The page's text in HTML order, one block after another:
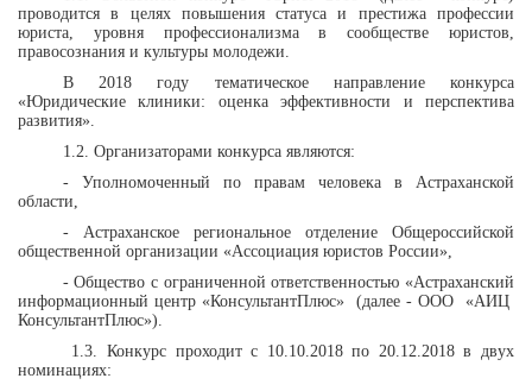
проводится в целях повышения статуса и престижа профессии
юриста, уровня профессионализма в сообществе юристов,
правосознания и культуры молодежи.
В 2018 году тематическое направление конкурса
«Юридические клиники: оценка эффективности и перспектива
развития».
1.2. Организаторами конкурса являются:
- Уполномоченный по правам человека в Астраханской
области,
- Астраханское региональное отделение Общероссийской
общественной организации «Ассоциация юристов России»,
- Общество с ограниченной ответственностью «Астраханский
информационный центр «КонсультантПлюс»
(далее - ООО
«АИЦ
КонсультантПлюс»).
1.3. Конкурс проходит с 10.10.2018 по 20.12.2018 в двух
номинациях: